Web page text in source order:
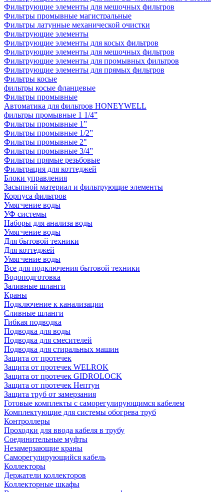
Фильтрующие элементы для мешочных фильтров
Фильтры промывные магистральные
Фильтры латунные механической очистки
Фильтрующие элементы
Фильтрующие элементы для косых фильтров
Фильтрующие элементы для мешочных фильтров
Фильтрующие элементы для промывных фильтров
Фильтрующие элементы для прямых фильтров
Фильтры косые
фильтры косые фланцевые
Фильтры промывные
Автоматика для фильтров HONEYWELL
фильтры промывные 1 1/4”
Фильтры промывные 1”
Фильтры промывные 1/2”
Фильтры промывные 2"
Фильтры промывные 3/4”
Фильтры прямые резьбовые
Фильтрация для коттеджей
Блоки управления
Засыпной материал и фильтрующие элементы
Корпуса фильтров
Умягчение воды
УФ системы
Наборы для анализа воды
Умягчение воды
Для бытовой техники
Для коттеджей
Умягчение воды
Все для подключения бытовой техники
Водоподготовка
Заливные шланги
Краны
Подключение к канализации
Сливные шланги
Гибкая подводка
Подводка для воды
Подводка для смесителей
Подводка для стиральных машин
Защита от протечек
Защита от протечек WELROK
Защита от протечек GIDROLOCK
Защита от протечек Нептун
Защита труб от замерзания
Готовые комплекты с саморегулирующимся кабелем
Комплектующие для системы обогрева труб
Контроллеры
Проходки для ввода кабеля в трубу
Соединительные муфты
Незамерзающие краны
Саморегулирующийся кабель
Коллекторы
Держатели коллекторов
Коллекторные шкафы